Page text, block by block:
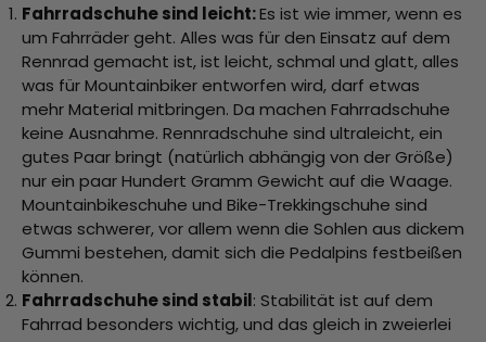
Fahrradschuhe sind leicht:Es ist wie immer, wenn es
um Fahrräder geht. Alles was für den Einsatz auf dem
Rennrad gemacht ist, ist leicht, schmal und glatt, alles
was für Mountainbiker entworfen wird, darf etwas
mehr Material mitbringen. Da machen Fahrradschuhe
keine Ausnahme. Rennradschuhe sind ultraleicht, ein
gutes Paar bringt (natürlich abhängig von der Größe)
nur ein paar Hundert Gramm Gewicht auf die Waage.
Mountainbikeschuhe und Bike-Trekkingschuhe sind
etwas schwerer, vor allem wenn die Sohlen aus dickem
Gummi bestehen, damit sich die Pedalpins festbeißen
können.
Fahrradschuhe sind stabil: Stabilität ist auf dem
Fahrrad besonders wichtig, und das gleich in zweierlei